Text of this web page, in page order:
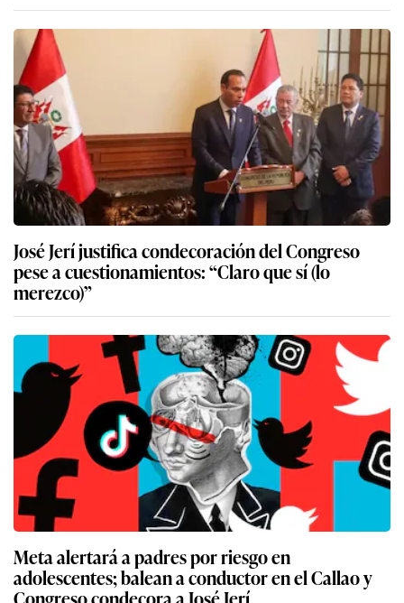
José Jerí justifica condecoración del Congreso
pese a cuestionamientos: “Claro que sí (lo
merezco)”
Meta alertará a padres por riesgo en
adolescentes; balean a conductor en el Callao y
Congreso condecora a José Jerí